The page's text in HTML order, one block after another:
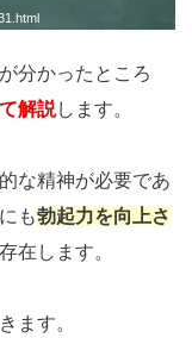
分かったところ
解説します。
な精神が必要であ
も勃起力を向上さ
在します。
ます。